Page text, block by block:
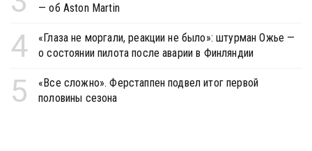
— об Aston Martin
4
«Глаза не моргали, реакции не было»: штурман Ожье —
о состоянии пилота после аварии в Финляндии
5
«Все сложно». Ферстаппен подвел итог первой
половины сезона